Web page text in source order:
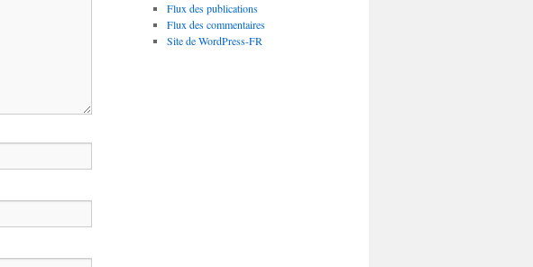
Flux des publications
Flux des commentaires
Site de WordPress-FR